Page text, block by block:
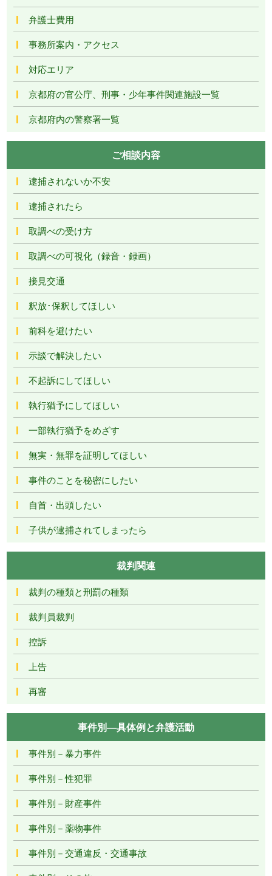
弁護士費用
事務所案内・アクセス
対応エリア
京都府の官公庁、刑事・少年事件関連施設一覧
京都府内の警察署一覧
ご相談内容
逮捕されないか不安
逮捕されたら
取調べの受け方
取調べの可視化（録音・録画）
接見交通
釈放･保釈してほしい
前科を避けたい
示談で解決したい
不起訴にしてほしい
執行猶予にしてほしい
一部執行猶予をめざす
無実・無罪を証明してほしい
事件のことを秘密にしたい
自首・出頭したい
子供が逮捕されてしまったら
裁判関連
裁判の種類と刑罰の種類
裁判員裁判
控訴
上告
再審
事件別―具体例と弁護活動
事件別－暴力事件
事件別－性犯罪
事件別－財産事件
事件別－薬物事件
事件別－交通違反・交通事故